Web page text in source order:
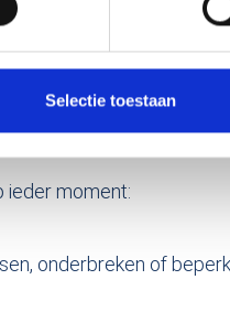
Selectie toestaan
ieder moment:
onderbreken of